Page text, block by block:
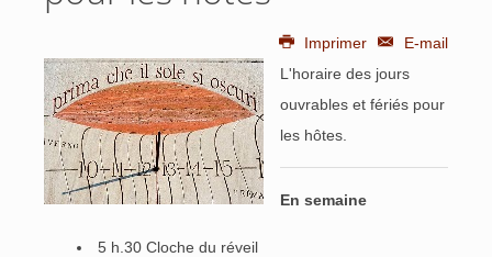
Imprimer
E-mail
L'horaire des jours
ouvrables et fériés pour
les hôtes.
En semaine
5 h.30 Cloche du réveil